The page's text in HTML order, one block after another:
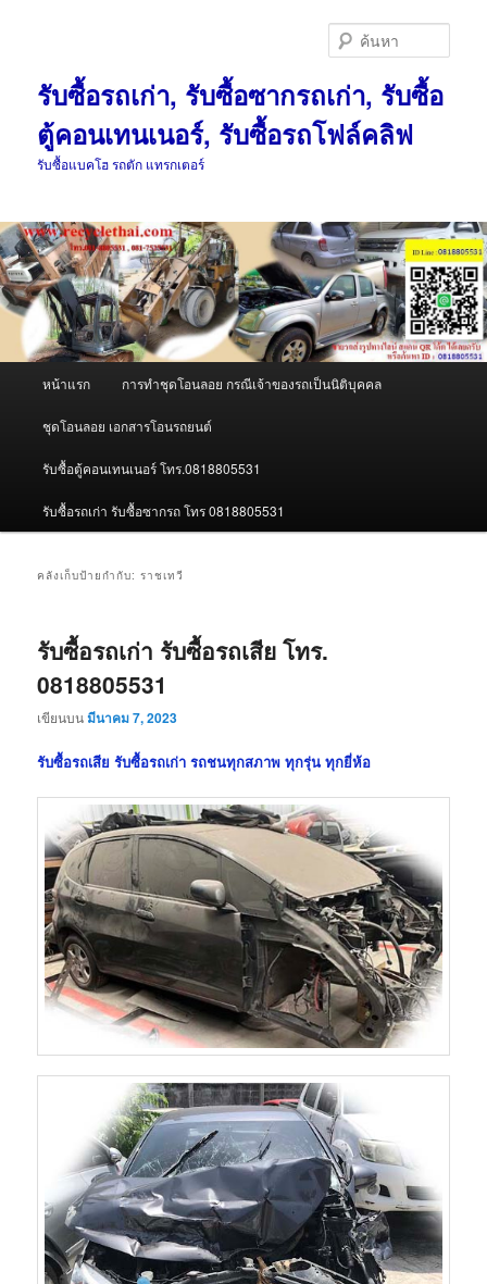
รับซื้อรถเก่า, รับซื้อซากรถเก่า, รับซื้อ
ตู้คอนเทนเนอร์, รับซื้อรถโฟล์คลิฟ
รับซื้อแบคโฮ รถตัก แทรกเตอร์
หน้าแรก การทำชุดโอนลอย กรณีเจ้าของรถเป็นนิติบุคคล
ชุดโอนลอย เอกสารโอนรถยนต์
รับซื้อตู้คอนเทนเนอร์ โทร.0818805531
รับซื้อรถเก่า รับซื้อซากรถ โทร 0818805531
คลังเก็บป้ายกำกับ:ราชเทวี
รับซื้อรถเก่า รับซื้อรถเสีย โทร.
0818805531
เขียนบนมีนาคม 7, 2023
รับซื้อรถเสีย รับซื้อรถเก่า รถชนทุกสภาพ ทุกรุ่น ทุกยี่ห้อ